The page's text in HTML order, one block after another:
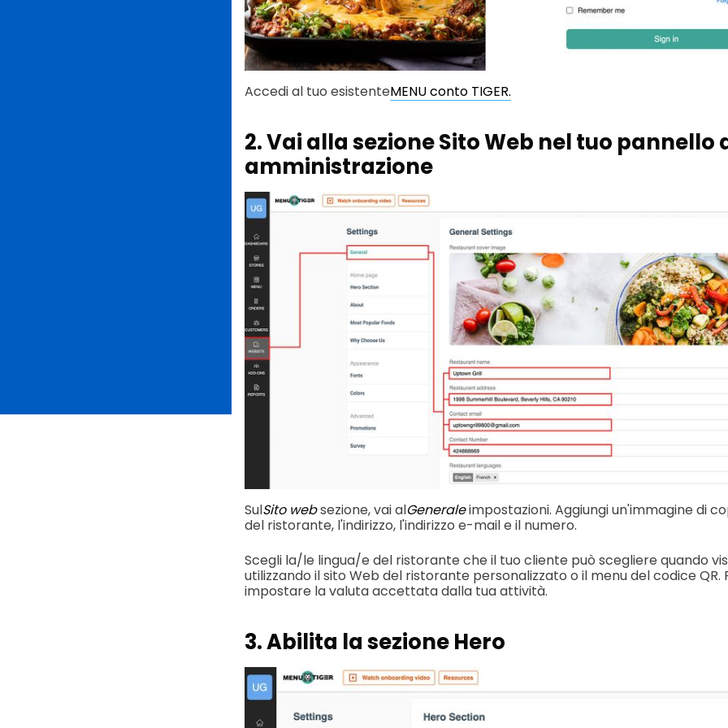
Accedi al tuo esistenteMENU conto TIGER.
2. Vai alla sezione Sito Web nel tuo pannello
amministrazione
SulSito websezione, vai alGeneraleimpostazioni. Aggiungi un'immagine di
del ristorante, l'indirizzo, l'indirizzo e-mail e il numero.
Scegli la/le lingua/e del ristorante che il tuo cliente può scegliere quando
utilizzando il sito Web del ristorante personalizzato o il menu del codice QR.
impostare la valuta accettata dalla tua attività.
3. Abilita la sezione Hero